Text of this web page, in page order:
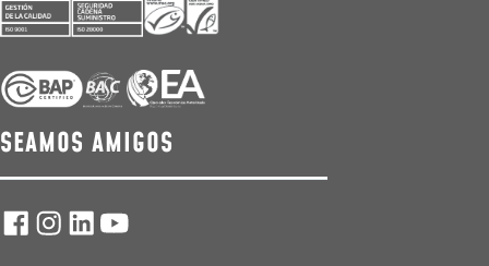
SEAMOS AMIGOS